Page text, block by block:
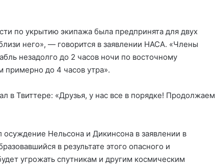
по укрытию экипажа была предпринята для двух
него», — говорится в заявлении НАСА. «Члены
незадолго до 2 часов ночи по восточному
примерно до 4 часов утра».
в Твиттере: «Друзья, у нас все в порядке! Продолжаем
Нельсона и Дикинсона в заявлении в
в результате этого опасного и
угрожать спутникам и другим космическим